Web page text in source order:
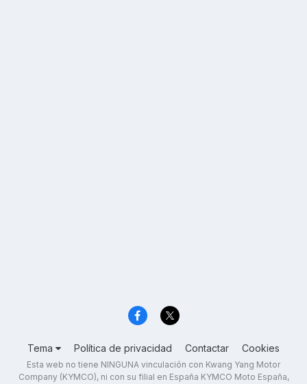
Tema Política de privacidad Contactar Cookies
Esta web no tiene NINGUNA vinculación con Kwang Yang Motor
Company (KYMCO), ni con su filial en España KYMCO Moto España,